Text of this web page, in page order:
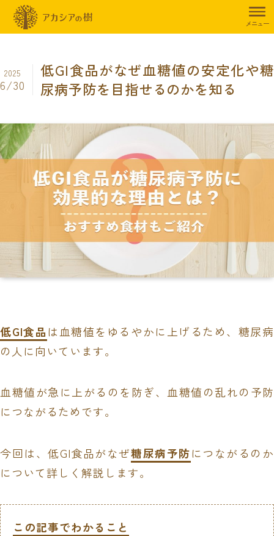
メニュー
トップページ 暮らしのお役立ち情報 低GI食品がなぜ
低GI食品がなぜ血糖値の安定化や糖
尿病予防を目指せるのかを知る
2025
6/30
低GI食品は血糖値をゆるやかに上げるため、糖尿病
の人に向いています。
血糖値が急に上がるのを防ぎ、血糖値の乱れの予防
につながるためです。
今回は、低GI食品がなぜ糖尿病予防につながるのか
について詳しく解説します。
この記事でわかること